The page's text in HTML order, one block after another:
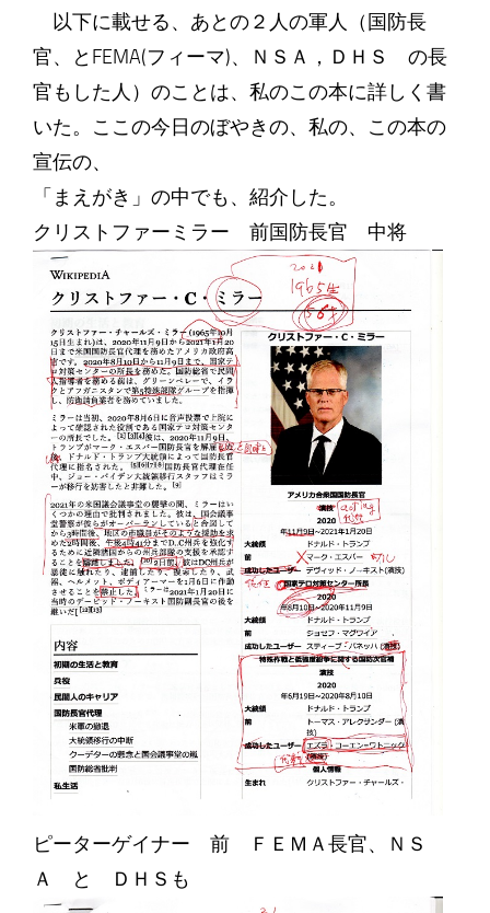
以下に載せる、あとの２人の軍人（国防長
官、とFEMA(フィーマ)、ＮＳＡ，ＤＨＳ の長
官もした人）のことは、私のこの本に詳しく書
いた。ここの今日のぼやきの、私の、この本の
宣伝の、
「まえがき」の中でも、紹介した。
クリストファーミラー 前国防長官 中将
ピーターゲイナー 前 ＦＥＭＡ長官、ＮＳ
Ａ と ＤＨＳも